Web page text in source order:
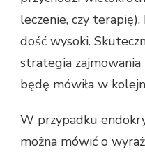
leczenie, czy
dość wysoki.
strategia
będę mówiła w
W przypadku
można mówić o